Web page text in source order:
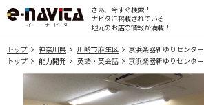
さぁ、今すぐ検索！
ナビタに掲載されている
地元のお店の情報が満載！
トップ 神奈川県 川崎市麻生区
京浜楽器新ゆりセンター
トップ
能力開発 英語・英会話 京浜楽器新ゆりセンター